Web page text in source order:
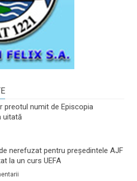
preotul numit de Episcopia
uitată
nerefuzat pentru preşedintele AJF
la un curs UEFA